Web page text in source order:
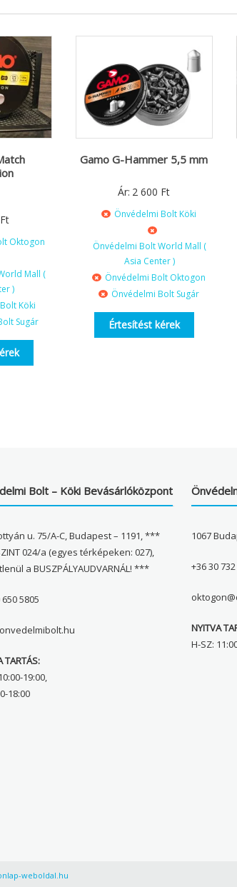
Ft
Oktogon
Mall (
)
Köki
Sugár
Gamo G-Hammer 5,5 mm
Ár: 2 600 Ft
Önvédelmi Bolt Köki
Önvédelmi Bolt World Mall (
Asia Center )
Önvédelmi Bolt Oktogon
Önvédelmi Bolt Sugár
Értesítést kérek
Bolt – Köki Bevásárlóközpont
u. 75/A-C, Budapest – 1191, ***
024/a (egyes térképeken: 027),
a BUSZPÁLYAUDVARNÁL! ***
5805
TARTÁS:
19:00,
18:00
1067
+36 30
NYITVA
H-SZ:
weboldal.hu